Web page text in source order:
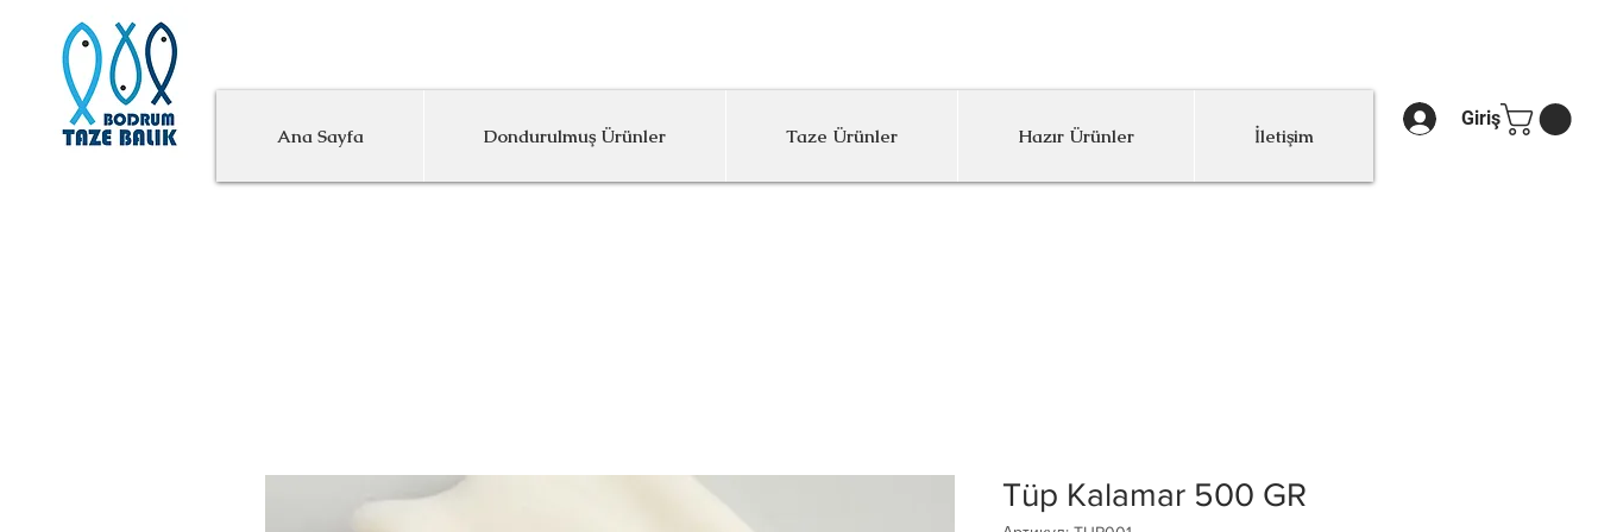
Ana Sayfa Dondurulmuş Ürünler Taze Ürünler Hazır Ürünler İletişim
Giriş
Tüp Kalamar 500 GR